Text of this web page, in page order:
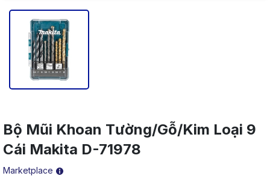
Bộ Mũi Khoan Tường/Gỗ/Kim Loại 9
Cái Makita D-71978
Marketplace